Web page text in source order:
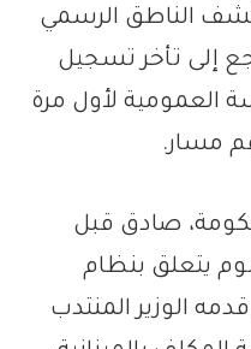
كشف الناطق الرسمي
إلى تأخر تسجيل
العمومية لأول مرة
مسار.
صادق قبل
يتعلق بنظام
الوزير المنتدب